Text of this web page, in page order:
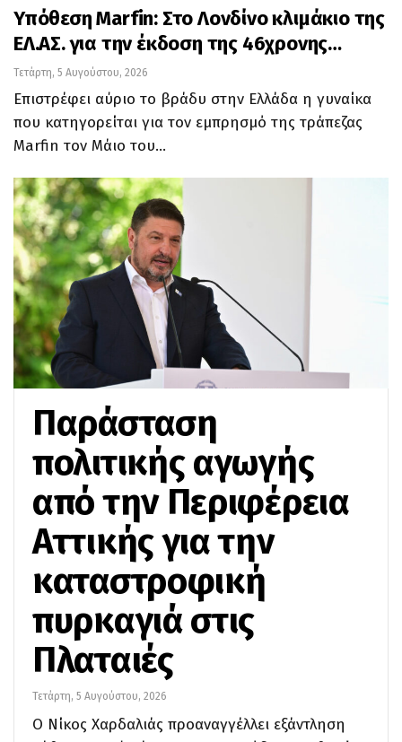
Υπόθεση Marfin: Στο Λονδίνο κλιμάκιο της
ΕΛ.ΑΣ. για την έκδοση της 46χρονης…
Τετάρτη, 5 Αυγούστου, 2026
Επιστρέφει αύριο το βράδυ στην Ελλάδα η γυναίκα
που κατηγορείται για τον εμπρησμό της τράπεζας
Marfin τον Μάιο του…
Παράσταση
πολιτικής αγωγής
από την Περιφέρεια
Αττικής για την
καταστροφική
πυρκαγιά στις
Πλαταιές
Τετάρτη, 5 Αυγούστου, 2026
Ο Νίκος Χαρδαλιάς προαναγγέλλει εξάντληση